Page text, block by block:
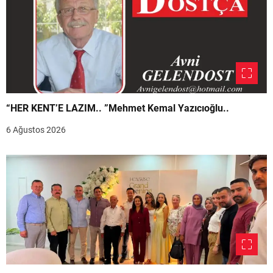
“HER KENT’E LAZIM.. ”Mehmet Kemal Yazıcıoğlu..
6 Ağustos 2026